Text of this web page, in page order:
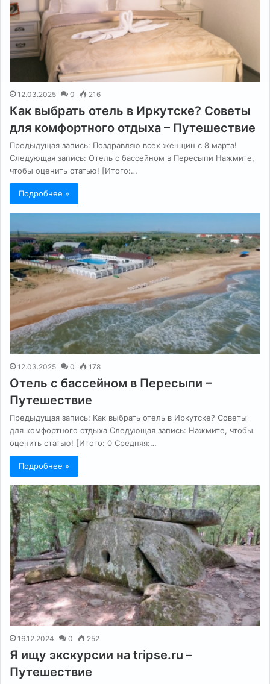
12.03.2025 0 216
Как выбрать отель в Иркутске? Советы
для комфортного отдыха – Путешествие
Предыдущая запись: Поздравляю всех женщин с 8 марта!
Следующая запись: Отель с бассейном в Пересыпи Нажмите,
чтобы оценить статью! [Итого:…
Подробнее »
12.03.2025 0 178
Отель с бассейном в Пересыпи –
Путешествие
Предыдущая запись: Как выбрать отель в Иркутске? Советы
для комфортного отдыха Следующая запись: Нажмите, чтобы
оценить статью! [Итого: 0 Средняя:…
Подробнее »
16.12.2024 0 252
Я ищу экскурсии на tripse.ru –
Путешествие